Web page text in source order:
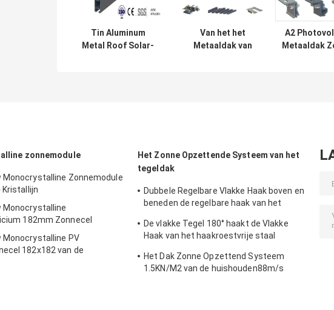
Tin Aluminum
Metal Roof Solar-
Van het het
Metaaldak van
A2
Metaaldak
zonnemodule
Monocrystalline Zonnemodule
Kristallijn
Monocrystalline
182mm Zonnecel
Monocrystalline PV
182x182 van de
Het Zonne Opzettende Systeem van het
tegeldak
Dubbele Regelbare Vlakke Haak boven en
beneden de regelbare haak van het
Europa
De vlakke Tegel 180° haakt de Vlakke
Haak van het haakroestvrije staal
Het Dak Zonne Opzettend Systeem
1.5KN/M2 van de huishouden88m/s